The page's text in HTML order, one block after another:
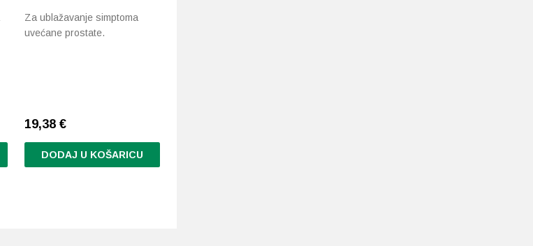
Za ublažavanje simptoma
uvećane prostate.
19,38€
DODAJ U KOŠARICU